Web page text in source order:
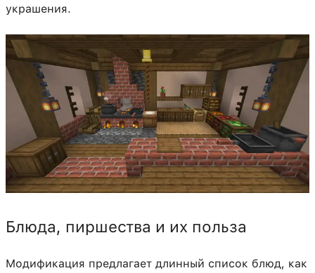
украшения.
Блюда, пиршества и их польза
Модификация предлагает длинный список блюд, как